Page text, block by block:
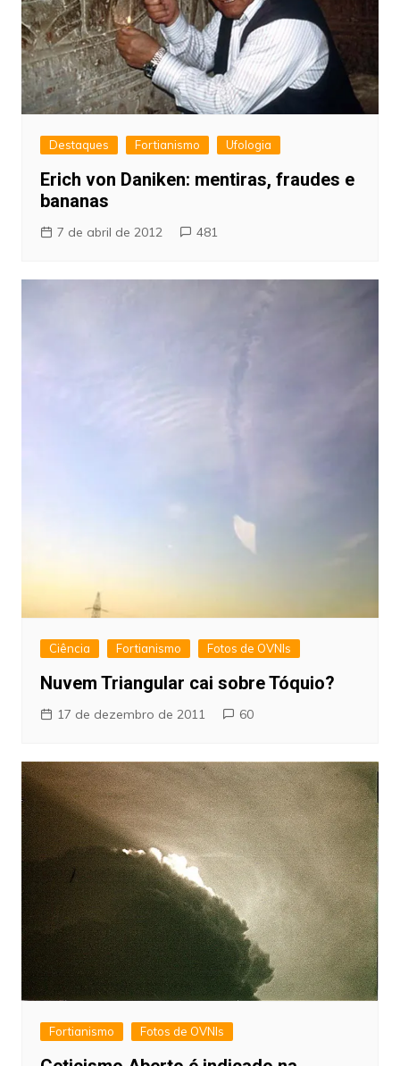
Destaques Fortianismo Ufologia
Erich von Daniken: mentiras, fraudes e
bananas
7 de abril de 2012 481
Ciência Fortianismo Fotos de OVNIs
Nuvem Triangular cai sobre Tóquio?
17 de dezembro de 2011 60
Fortianismo Fotos de OVNIs